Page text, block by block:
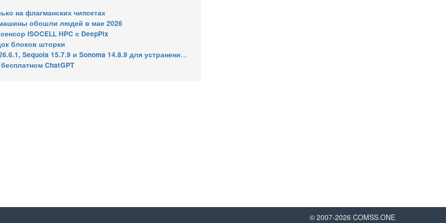
на флагманских чипсетах
обошли людей в мае 2026
ISOCELL HPC с DeepPix
блоков шторки
и Sonoma 14.8.9 для устранения уязвимости общего доступа к экрану
ChatGPT